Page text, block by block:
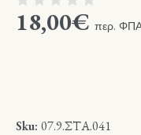
18,00€ περ.
Sku: 07.9.ΣΤΑ.041